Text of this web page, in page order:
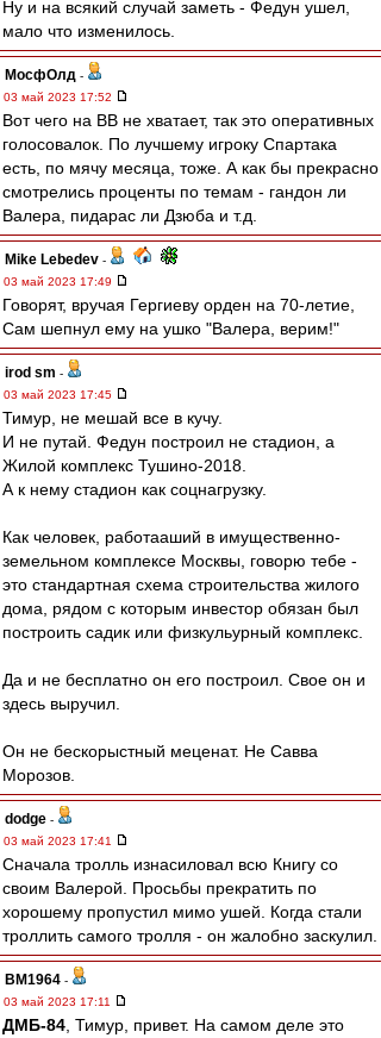
Ну и на всякий случай заметь - Федун ушел,
мало что изменилось.
МосфОлд -
03 май 2023 17:52
Вот чего на ВВ не хватает, так это оперативных
голосовалок. По лучшему игроку Спартака
есть, по мячу месяца, тоже. А как бы прекрасно
смотрелись проценты по темам - гандон ли
Валера, пидарас ли Дзюба и т.д.
Mike Lebedev -
03 май 2023 17:49
Говорят, вручая Гергиеву орден на 70-летие,
Сам шепнул ему на ушко "Валера, верим!"
irod sm -
03 май 2023 17:45
Тимур, не мешай все в кучу.
И не путай. Федун построил не стадион, а
Жилой комплекс Тушино-2018.
А к нему стадион как соцнагрузку.
Как человек, работааший в имущественно-
земельном комплексе Москвы, говорю тебе -
это стандартная схема строительства жилого
дома, рядом с которым инвестор обязан был
построить садик или физкульурный комплекс.
Да и не бесплатно он его построил. Свое он и
здесь выручил.
Он не бескорыстный меценат. Не Савва
Морозов.
dodge -
03 май 2023 17:41
Сначала тролль изнасиловал всю Книгу со
своим Валерой. Просьбы прекратить по
хорошему пропустил мимо ушей. Когда стали
троллить самого тролля - он жалобно заскулил.
BM1964 -
03 май 2023 17:11
ДМБ-84 , Тимур, привет. На самом деле это